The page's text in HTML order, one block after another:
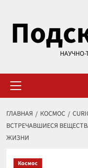
содержимому
меню
ГЛАВНАЯ КОСМОС
ВСТРЕЧАВШИЕСЯ
ЖИЗНИ
Космос